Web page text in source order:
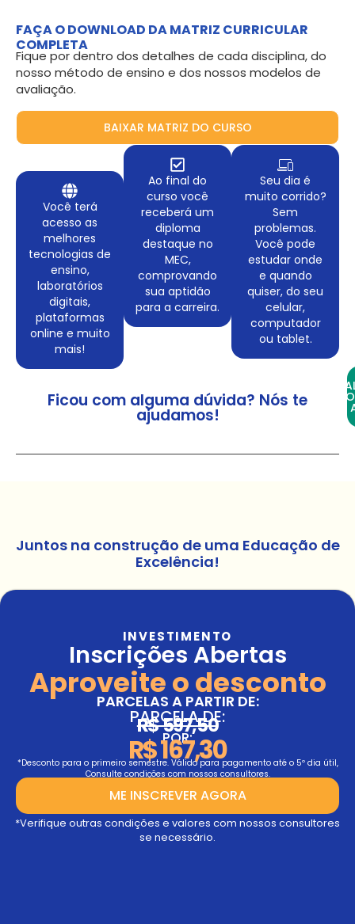
FAÇA O DOWNLOAD DA MATRIZ CURRICULAR
COMPLETA
Fique por dentro dos detalhes de cada disciplina, do
nosso método de ensino e dos nossos modelos de
avaliação.
BAIXAR MATRIZ DO CURSO
Você terá
acesso as
melhores
tecnologias de
ensino,
laboratórios
digitais,
plataformas
online e muito
mais!
Ao final do
curso você
receberá um
diploma
destaque no
MEC,
comprovando
sua aptidão
para a carreira.
Seu dia é
muito corrido?
Sem
problemas.
Você pode
estudar onde
e quando
quiser, do seu
celular,
computador
ou tablet.
Ficou com alguma dúvida? Nós te
ajudamos!
Juntos na construção de uma Educação de
Excelência!
INVESTIMENTO
Inscrições Abertas
Aproveite o desconto
PARCELAS A PARTIR DE:
PARCELA DE:
R$ 597,50
POR:
R$ 167,30
*Desconto para o primeiro semestre. Válido para pagamento até o 5º dia útil,
Consulte condições com nossos consultores.
ME INSCREVER AGORA
*Verifique outras condições e valores com nossos consultores
se necessário.